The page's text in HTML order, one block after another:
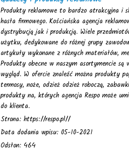
Produkty reklamowe to bardzo atrakcyjna i
hasła firmowego. Kościańska agencja
dystrybucją jak i produkcją. Wiele
użytku, dedykowane do różnej grupy
artykuły wykonane z różnych materiałów,
Produkty obecne w naszym asortymencie są
wygląd. W ofercie znaleźć można produkty
termosy, noże, odzież odzież roboczą,
produkty na, których agencja Respo może
do klienta.
Strona: https://respo.pl//
Data dodania wpisu: 05-10-2021
Odsłon: 464